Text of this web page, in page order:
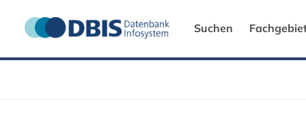
Suchen